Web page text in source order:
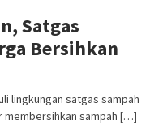
Satgas
Bersihkan
lingkungan satgas sampah
membersihkan sampah […]